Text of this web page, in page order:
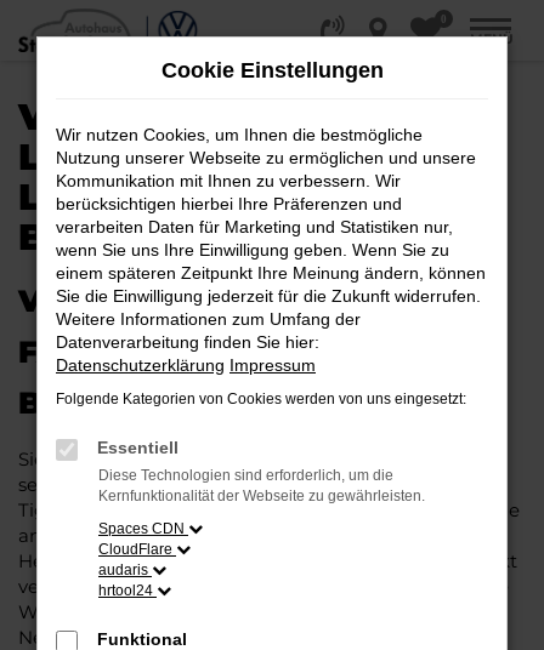
Zum
Hauptinhalt
0
MENÜ
VW TIGUAN KAUFEN,
LEASEN, FINANZIEREN |
LIEFERSERVICE NACH
BRAUNSCHWEIG
VW TIGUAN – IHR PERFEKTES
FAHRZEUG FÜR
BRAUNSCHWEIG
Sie möchten in Braunschweig und Umgebung mobil
sein bzw. mobil bleiben. Unser Vorschlag ist ein VW
Tiguan, denn dieses Fahrzeug vereint eine ganze Reihe
an Vorzügen. Da ist zunächst einmal die Tradition des
Herstellers. Ein VW Tiguan für Braunschweig ist perfekt
verarbeitet und auf Langlebigkeit ausgelegt. Auf diese
Weise können Sie unbedenklich sowohl einen
Neuwagen als auch einen Gebrauchten, sowohl eine
Cookie Einstellungen
Wir nutzen Cookies, um Ihnen die bestmögliche
Nutzung unserer Webseite zu ermöglichen und unsere
Kommunikation mit Ihnen zu verbessern. Wir
berücksichtigen hierbei Ihre Präferenzen und
verarbeiten Daten für Marketing und Statistiken nur,
wenn Sie uns Ihre Einwilligung geben. Wenn Sie zu
einem späteren Zeitpunkt Ihre Meinung ändern, können
Sie die Einwilligung jederzeit für die Zukunft widerrufen.
Weitere Informationen zum Umfang der
Datenverarbeitung finden Sie hier:
Datenschutzerklärung Impressum
Folgende Kategorien von Cookies werden von uns eingesetzt:
Essentiell
Diese Technologien sind erforderlich, um die
Kernfunktionalität der Webseite zu gewährleisten.
Spaces CDN
CloudFlare
audaris
hrtool24
Funktional